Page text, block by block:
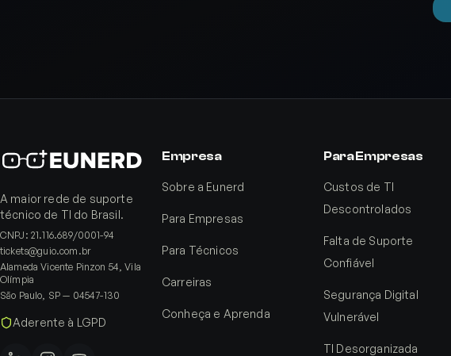
A maior rede de suporte
técnico de TI do Brasil.
CNPJ: 21.116.689/0001-94
tickets@guio.com.br
Alameda Vicente Pinzon 54, Vila
Olímpia
São Paulo, SP — 04547-130
Aderente à LGPD
Empresa
Sobre a Eunerd
Para Empresas
Para Técnicos
Carreiras
Conheça e Aprenda
Para Empresas
Custos de TI
Descontrolados
Falta de Suporte
Confiável
Segurança Digital
Vulnerável
TI Desorganizada